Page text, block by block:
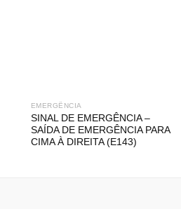
EMERGÊNCIA
SINAL DE EMERGÊNCIA –
SAÍDA DE EMERGÊNCIA PARA
CIMA À DIREITA (E143)